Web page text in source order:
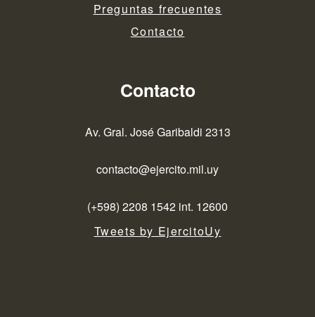
Preguntas frecuentes
Contacto
Contacto
Av. Gral. José Garibaldi 2313
contacto@ejercito.mil.uy
(+598) 2208 1542 int. 12600
Tweets by EjercitoUy